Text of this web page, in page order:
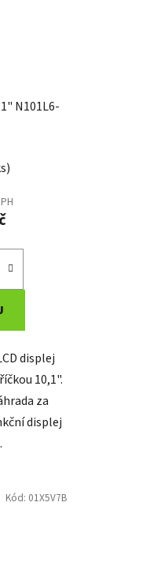
N101L6-
displej
10,1".
za
displej
Kód: 01X5V7B